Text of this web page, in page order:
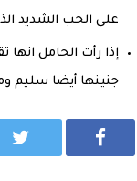
على الحب الشديد
إذا رأت الحامل
جنينها أيضا سليم